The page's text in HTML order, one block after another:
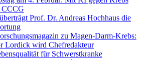
CCCG
Prof. Dr. Andreas Hochhaus die
zu Magen-Darm-Krebs:
Lordick wird Chefredakteur
für Schwerstkranke